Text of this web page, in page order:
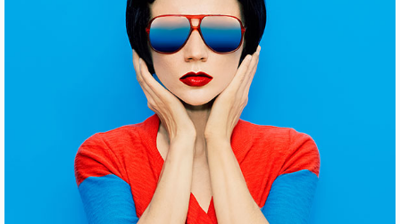
INSPIRATION ARCHIVE
Pinterest